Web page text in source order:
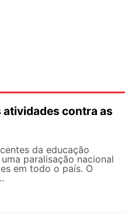
contra as
da educação
paralisação nacional
em todo o país. O